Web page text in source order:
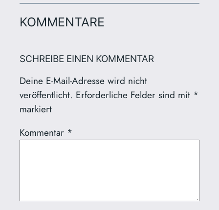
KOMMENTARE
SCHREIBE EINEN KOMMENTAR
Deine E-Mail-Adresse wird nicht
veröffentlicht. Erforderliche Felder sind mit *
markiert
Kommentar *